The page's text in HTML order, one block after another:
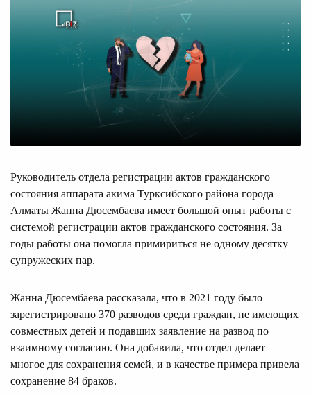
Руководитель отдела регистрации актов гражданского
состояния аппарата акима Турксибского района города
Алматы Жанна Дюсембаева имеет большой опыт работы с
системой регистрации актов гражданского состояния. За
годы работы она помогла примириться не одному десятку
супружеских пар.
Жанна Дюсембаева рассказала, что в 2021 году было
зарегистрировано 370 разводов среди граждан, не имеющих
совместных детей и подавших заявление на развод по
взаимному согласию. Она добавила, что отдел делает
многое для сохранения семей, и в качестве примера привела
сохранение 84 браков.